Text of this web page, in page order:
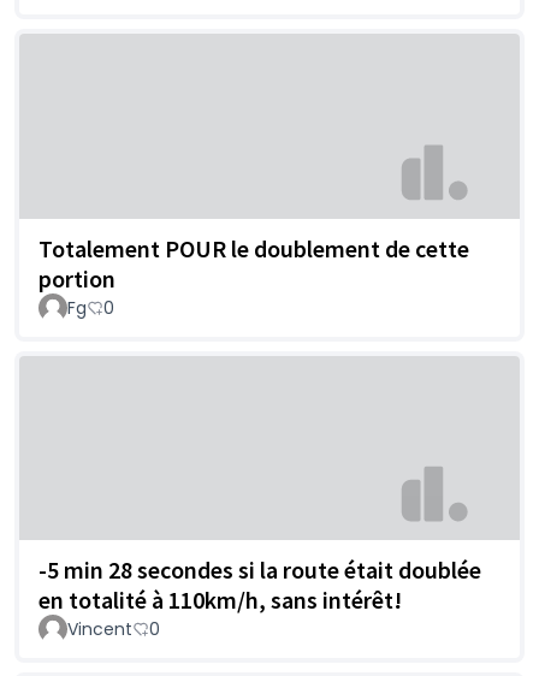
Totalement POUR le doublement de cette
portion
Fg 0
-5 min 28 secondes si la route était doublée
en totalité à 110km/h, sans intérêt!
Vincent 0